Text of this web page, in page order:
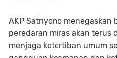
AKP Satriyono menegaskan
peredaran miras akan terus
menjaga ketertiban umum